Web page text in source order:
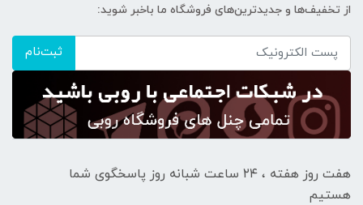
از تخفیف‌ها و جدیدترین‌های فروشگاه ما باخبر شوید:
ثبت‌نام
هفت روز هفته ، ۲۴ ساعت شبانه‌ روز پاسخگوی شما
هستیم